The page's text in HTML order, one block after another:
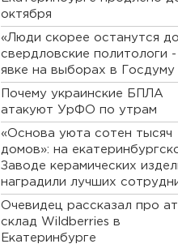
октября
«Люди скорее останутся
свердловские политологи
явке на выборах в Госдуму
Почему украинские БПЛА
атакуют УрФО по утрам
«Основа уюта сотен тысяч
домов»: на
Заводе керамических
наградили лучших
Очевидец рассказал про
склад Wildberries в
Екатеринбурге